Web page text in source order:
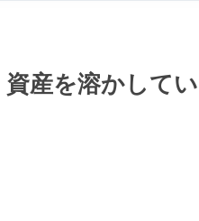
産を溶かして